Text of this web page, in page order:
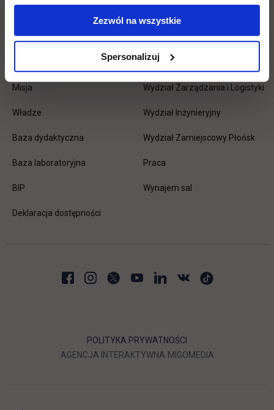
Zezwól na wszystkie
Spersonalizuj
Opłaty
Misja
Władze
Baza dydaktyczna
Baza laboratoryjna
BIP
Deklaracja dostępności
Kontakt
Wydział Zarządzania i Logistyki
Wydział Inżynieryjny
Wydział Zamiejscowy Płońsk
Praca
Wynajem sal
POLITYKA PRYWATNOŚCI
AGENCJA INTERAKTYWNA LINK OTWIERA SIĘ W
MIGOMEDIA